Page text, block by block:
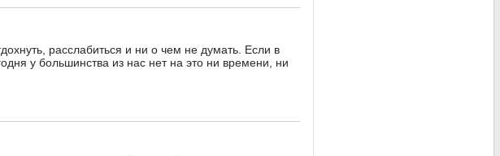
расслабиться и ни о чем не думать. Если в
у большинства из нас нет на это ни времени, ни